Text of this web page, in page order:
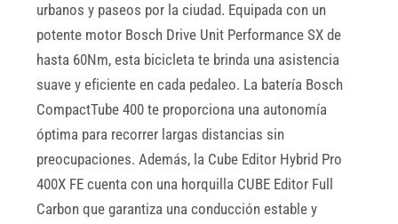
urbanos y paseos por la ciudad. Equipada con un
potente motor Bosch Drive Unit Performance SX de
hasta 60Nm, esta bicicleta te brinda una asistencia
suave y eficiente en cada pedaleo. La batería Bosch
CompactTube 400 te proporciona una autonomía
óptima para recorrer largas distancias sin
preocupaciones. Además, la Cube Editor Hybrid Pro
400X FE cuenta con una horquilla CUBE Editor Full
Carbon que garantiza una conducción estable y